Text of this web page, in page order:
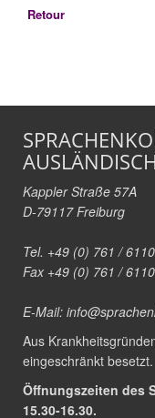
Retour
Kappler Straße 57A
D-79117 Freiburg
Tel. +49 (0) 761 /
Fax +49 (0) 761 /
E-Mail:
Aus
eingeschränkt besetzt.
Öffnungszeiten des
15.30-16.30.